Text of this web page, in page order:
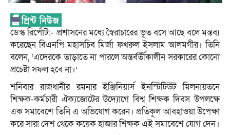
ডেস্ক রির্পোট:- প্রশাসনের মধ্যে স্বৈরাচারের ভূত বসে আছে বলে মন্তব্য
করেছেন বিএনপি মহাসচিব মির্জা ফখরুল ইসলাম আলমগীর। তিনি
বলেন, ‘এদেরকে তাড়াতে না পারলে অন্তর্বর্তীকালীন সরকারের কোনো
প্রচেষ্টা সফল হবে না।’
শনিবার রাজধানীর রমনার ইঞ্জিনিয়ার্স ইনস্টিটিউট মিলনায়তনে
শিক্ষক-কর্মচারী ঐক্যজোটের উদ্যোগে বিশ্ব শিক্ষক দিবস উপলক্ষে
এক সমাবেশে তিনি এ অভিযোগ করেন। প্রতিকূল আবহাওয়া উপেক্ষা
করে সারা দেশ থেকে কয়েক হাজার শিক্ষক এই সমাবেশে যোগ দেন।